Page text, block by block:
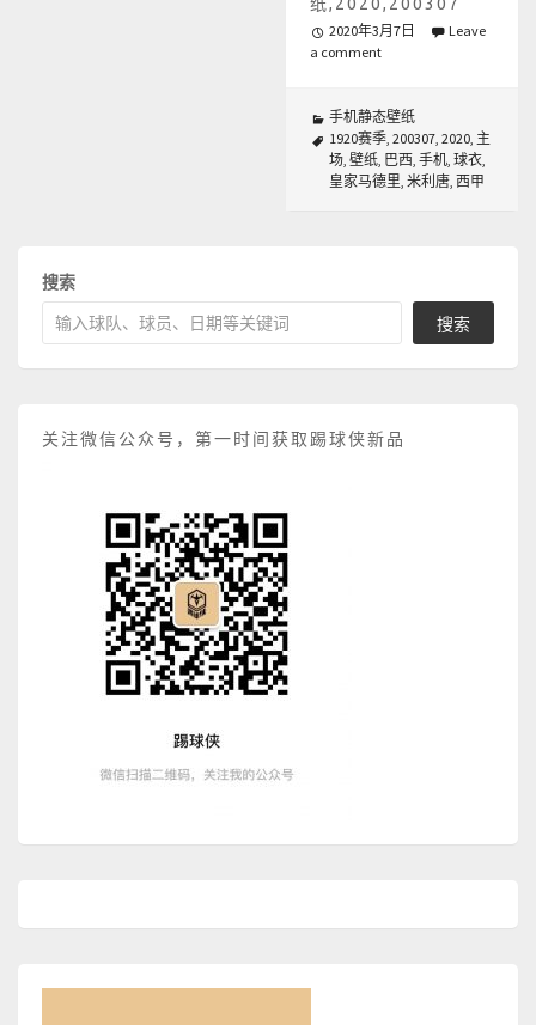
纸,2020,200307
2020年3月7日
Leave
a comment
手机静态壁纸
1920赛季, 200307, 2020, 主
场, 壁纸, 巴西, 手机, 球衣,
皇家马德里, 米利唐, 西甲
搜索
搜索
关注微信公众号，第一时间获取踢球侠新品